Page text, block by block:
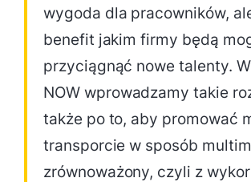
wygoda dla pracowników,
benefit jakim firmy będą
przyciągnąć nowe talenty.
NOW wprowadzamy takie
także po to, aby promować
transporcie w sposób
zrównoważony, czyli z